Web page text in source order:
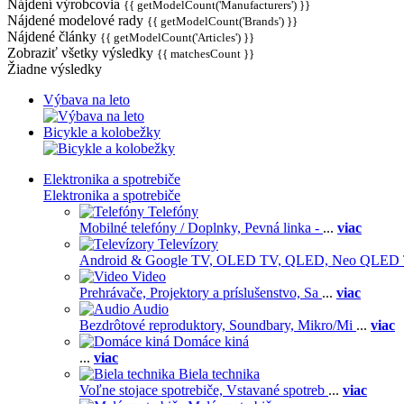
Nájdení výrobcovia {{ getModelCount('Manufacturers') }}
Nájdené modelové rady {{ getModelCount('Brands') }}
Nájdené články {{ getModelCount('Articles') }}
Zobraziť všetky výsledky {{ matchesCount }}
Žiadne výsledky
Výbava na leto
Bicykle a kolobežky
Elektronika a spotrebiče
Elektronika a spotrebiče
Telefóny
Mobilné telefóny / Doplnky, Pevná linka - ... viac
Televízory
Android & Google TV, OLED TV, QLED, Neo QLED
Video
Prehrávače, Projektory a príslušenstvo, Sa ... viac
Audio
Bezdrôtové reproduktory, Soundbary, Mikro/Mi ... viac
Domáce kiná
... viac
Biela technika
Voľne stojace spotrebiče, Vstavané spotreb ... viac